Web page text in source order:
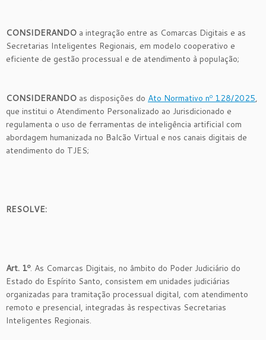
CONSIDERANDO a integração entre as Comarcas Digitais e as
Secretarias Inteligentes Regionais, em modelo cooperativo e
eficiente de gestão processual e de atendimento à população;
CONSIDERANDO as disposições do Ato Normativo nº 128/2025,
que institui o Atendimento Personalizado ao Jurisdicionado e
regulamenta o uso de ferramentas de inteligência artificial com
abordagem humanizada no Balcão Virtual e nos canais digitais de
atendimento do TJES;
RESOLVE:
Art. 1º. As Comarcas Digitais, no âmbito do Poder Judiciário do
Estado do Espírito Santo, consistem em unidades judiciárias
organizadas para tramitação processual digital, com atendimento
remoto e presencial, integradas às respectivas Secretarias
Inteligentes Regionais.